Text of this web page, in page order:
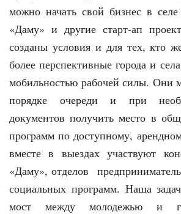
можно начать свой бизнес в
«Даму» и другие старт-ап
созданы условия и для тех, кто
более перспективные города и
мобильностью рабочей силы. Они
порядке очереди и при
документов получить место в
программ по доступному,
вместе в выездах участвуют
«Даму», отделов
социальных программ. Наша
мост между молодежью и